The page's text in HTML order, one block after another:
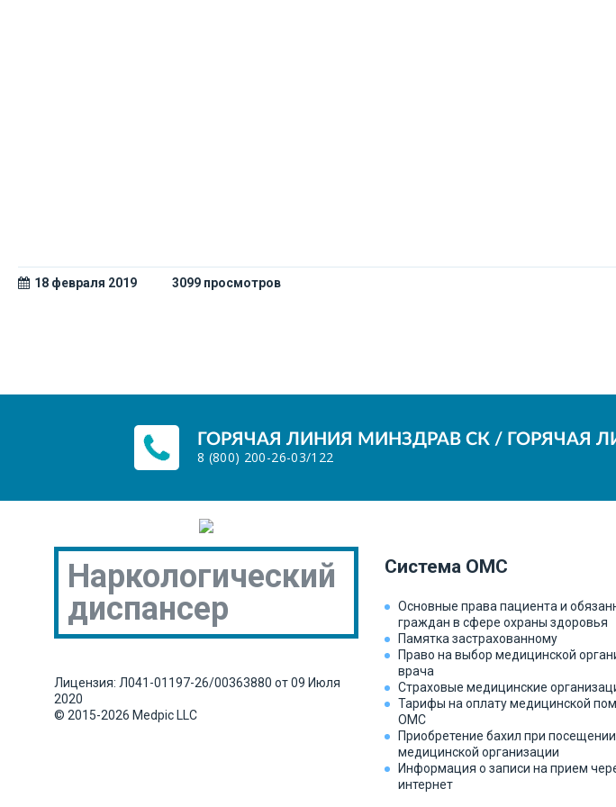
18 февраля 2019 3099 просмотров
ГОРЯЧАЯ ЛИНИЯ МИНЗДРАВ СК / ГОРЯЧАЯ
8 (800) 200-26-03/122
Наркологический
диспансер
Лицензия: Л041-01197-26/00363880 от 09 Июля
2020
© 2015-2026 Medpic LLC
Система ОМС
Основные права пациента и
граждан в сфере охраны здоровья
Памятка застрахованному
Право на выбор медицинской
врача
Страховые медицинские
Тарифы на оплату медицинской
ОМС
Приобретение бахил при посещении
медицинской организации
Информация о записи на прием
интернет